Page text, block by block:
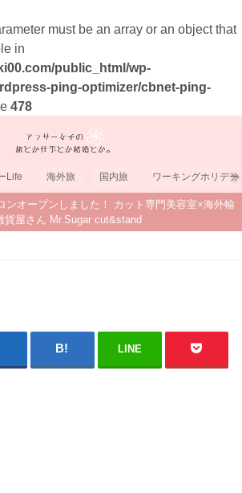
must be an array or an object that
in
public_html/wp-
ping-optimizer/cbnet-ping-
478
Life 海外旅 国内旅 ワーキングホリデー
ンオープンしました！ カット専門美容室×海外輸
貨屋さん Mr.Sugar cut&stand
LINE